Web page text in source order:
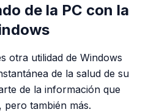
de la PC con la
otra utilidad de Windows
de la salud de su
de la información que
pero también más.